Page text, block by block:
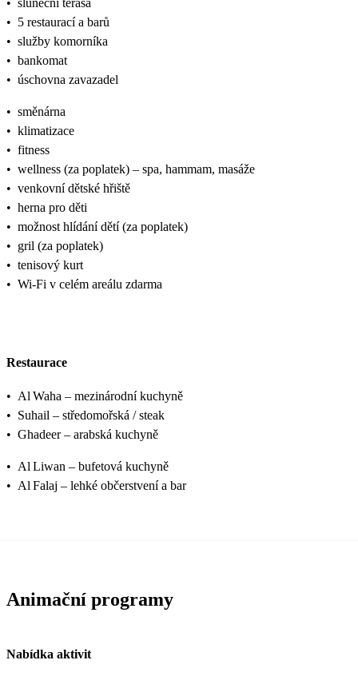
• 5 restaurací a barů
• služby komorníka
• bankomat
• úschovna zavazadel
• směnárna
• klimatizace
• fitness
• wellness (za poplatek) – spa, hammam, masáže
• venkovní dětské hřiště
• herna pro děti
• možnost hlídání dětí (za poplatek)
• gril (za poplatek)
• tenisový kurt
• Wi‑Fi v celém areálu zdarma
Restaurace
• Al Waha – mezinárodní kuchyně
• Suhail – středomořská / steak
• Ghadeer – arabská kuchyně
• Al Liwan – bufetová kuchyně
• Al Falaj – lehké občerstvení a bar
Animační programy
Nabídka aktivit